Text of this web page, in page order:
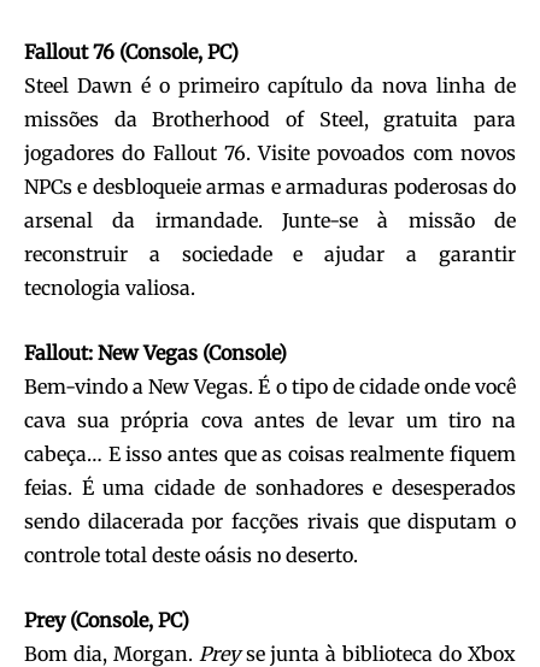
Fallout 76 (Console, PC)
Steel Dawn é o primeiro capítulo da nova linha de
missões da Brotherhood of Steel, gratuita para
jogadores do Fallout 76. Visite povoados com novos
NPCs e desbloqueie armas e armaduras poderosas do
arsenal da irmandade. Junte-se à missão de
reconstruir a sociedade e ajudar a garantir
tecnologia valiosa.
Fallout: New Vegas (Console)
Bem-vindo a New Vegas. É o tipo de cidade onde você
cava sua própria cova antes de levar um tiro na
cabeça… E isso antes que as coisas realmente fiquem
feias. É uma cidade de sonhadores e desesperados
sendo dilacerada por facções rivais que disputam o
controle total deste oásis no deserto.
Prey (Console, PC)
Bom dia, Morgan. Preyse junta à biblioteca do Xbox